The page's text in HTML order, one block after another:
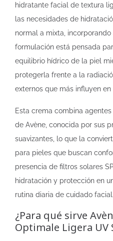
hidratante facial de textura
las necesidades de
normal a mixta,
formulación está pensada
equilibrio hídrico de la piel
protegerla frente a la
externos que más influyen
Esta crema combina
de Avène, conocida por sus
suavizantes, lo que la
para pieles que buscan
presencia de filtros solares
hidratación y protección en
rutina diaria de cuidado facial.
¿Para qué sirve
Optimale Ligera UV